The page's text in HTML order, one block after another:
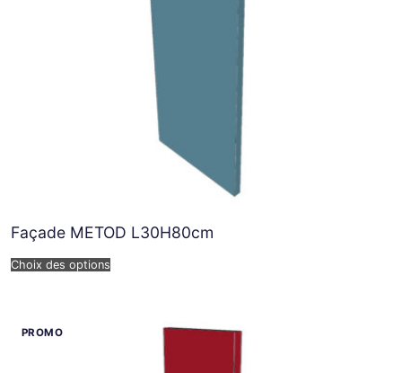
Façade METOD L30H80cm
Choix des options